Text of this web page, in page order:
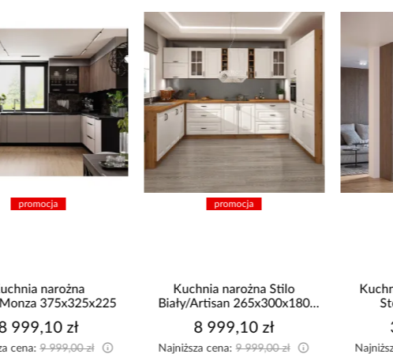
Kuchnia narożna Stilo
Biały/Artisan 265x300x180
8 999,10 zł
Najniższa cena:
9 999,00 zł
Kuchnia Luxeo 260 Baltic
Storm/Beige Set 3
3 860,10 zł
Najniższa cena:
4 289,00 zł